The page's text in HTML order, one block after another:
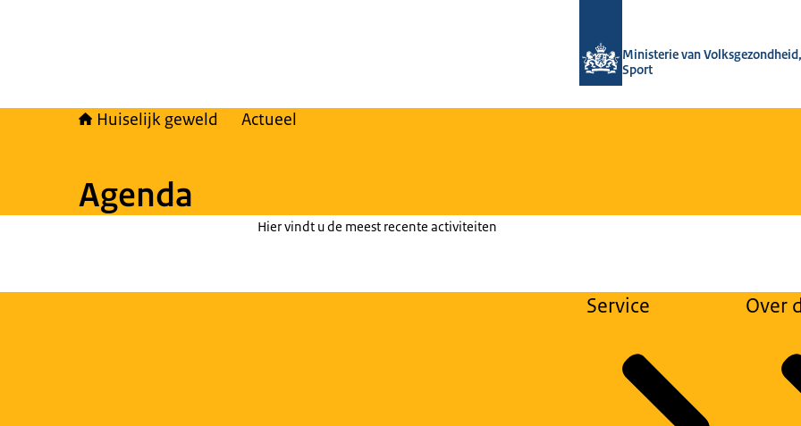
Ministerie van
Sport
Huiselijk geweld Actueel
Agenda
Hier vindt u de meest recente activiteiten
Service Over